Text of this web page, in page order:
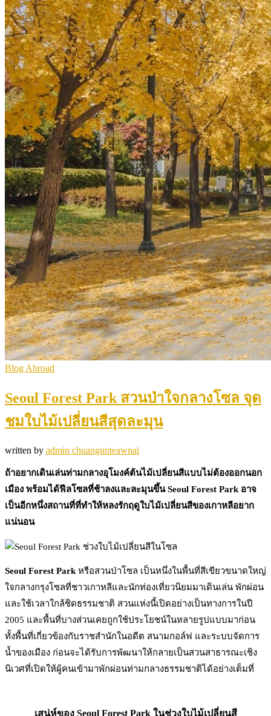
Blog Abroad
Seoul Forest Park สวนป่าใจกลางโซล จุด
ชมใบไม้เปลี่ยนสีสุดละมุน
written by admin chuangunteawnai
ถ้าอยากเดินเล่นท่ามกลางอุโมงค์ต้นไม้เปลี่ยนสีแบบไม่ต้องออกนอก
เมือง พร้อมได้ฟีลโซลที่ช้าลงและละมุนขึ้น Seoul Forest Park อาจ
เป็นอีกหนึ่งสถานที่ที่ทำให้หลงรักฤดูใบไม้เปลี่ยนสีของเกาหลีอยาก
แน่นอน
Seoul Forest Parkหรือสวนป่าโซล เป็นหนึ่งในพื้นที่สีเขียวขนาดใหญ่
ใจกลางกรุงโซลที่ชาวเกาหลีและนักท่องเที่ยวนิยมมาเดินเล่น พักผ่อน
และใช้เวลาใกล้ชิดธรรมชาติ สวนแห่งนี้เปิดอย่างเป็นทางการในปี
2005 และพื้นที่บางส่วนเคยถูกใช้ประโยชน์ในหลายรูปแบบมาก่อน
ทั้งพื้นที่เกี่ยวข้องกับราชสำนักในอดีต สนามกอล์ฟ และระบบจัดการ
น้ำของเมือง ก่อนจะได้รับการพัฒนาให้กลายเป็นสวนสาธารณะเชิง
นิเวศที่เปิดให้ผู้คนเข้ามาพักผ่อนท่ามกลางธรรมชาติได้อย่างเต็มที่
เสน่ห์ของ Seoul Forest Park ในช่วงใบไม้เปลี่ยนสี